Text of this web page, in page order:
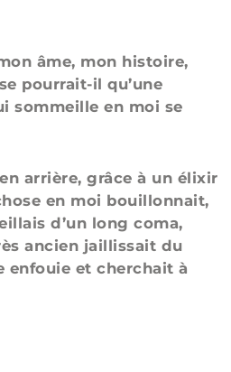
âme, mon histoire,
pourrait-il qu’une
sommeille en moi se
arrière, grâce à un élixir
en moi bouillonnait,
d’un long coma,
ancien jaillissait du
enfouie et cherchait à